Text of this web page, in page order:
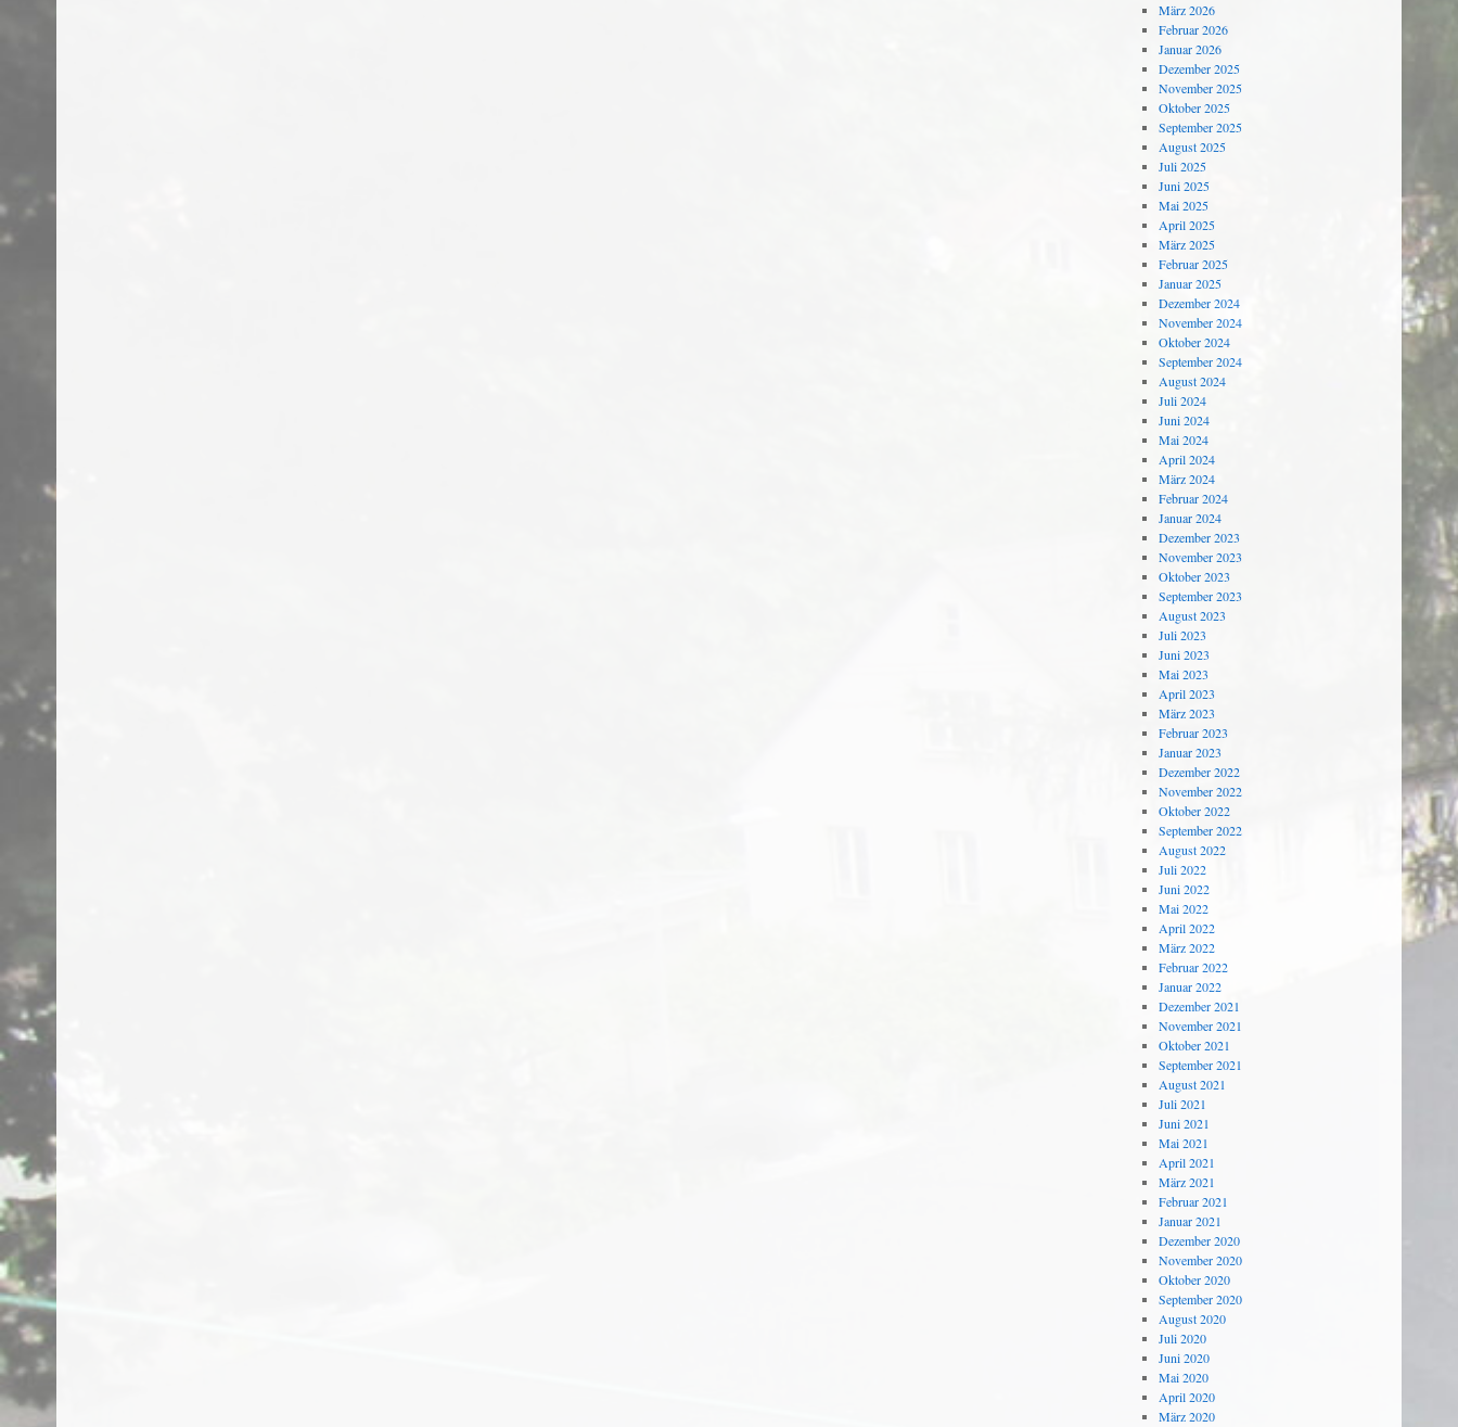
März 2026
Februar 2026
Januar 2026
Dezember 2025
November 2025
Oktober 2025
September 2025
August 2025
Juli 2025
Juni 2025
Mai 2025
April 2025
März 2025
Februar 2025
Januar 2025
Dezember 2024
November 2024
Oktober 2024
September 2024
August 2024
Juli 2024
Juni 2024
Mai 2024
April 2024
März 2024
Februar 2024
Januar 2024
Dezember 2023
November 2023
Oktober 2023
September 2023
August 2023
Juli 2023
Juni 2023
Mai 2023
April 2023
März 2023
Februar 2023
Januar 2023
Dezember 2022
November 2022
Oktober 2022
September 2022
August 2022
Juli 2022
Juni 2022
Mai 2022
April 2022
März 2022
Februar 2022
Januar 2022
Dezember 2021
November 2021
Oktober 2021
September 2021
August 2021
Juli 2021
Juni 2021
Mai 2021
April 2021
März 2021
Februar 2021
Januar 2021
Dezember 2020
November 2020
Oktober 2020
September 2020
August 2020
Juli 2020
Juni 2020
Mai 2020
April 2020
März 2020